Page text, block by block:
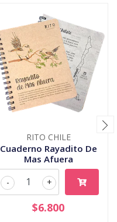
RITO CHILE
Cuaderno Rayadito De
Mas Afuera
+
-
$6.800